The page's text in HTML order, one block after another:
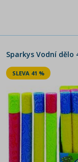
Sparkys Vodní dělo
SLEVA 41 %